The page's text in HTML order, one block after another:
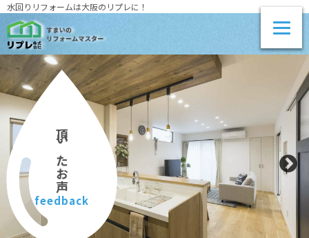
水回りリフォームは大阪のリプレに！
頂いたお声
feedback